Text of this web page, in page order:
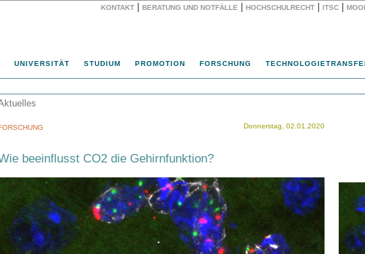
KONTAKT BERATUNG UND NOTFÄLLE HOCHSCHULRECHT ITSC
UNIVERSITÄT STUDIUM PROMOTION FORSCHUNG
Donnerstag, 02.01.2020
beeinflusst CO2 die Gehirnfunktion?